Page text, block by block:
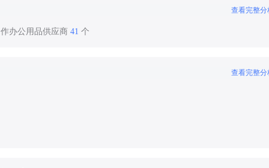
查看完整分
办公用品供应商 41 个
查看完整分